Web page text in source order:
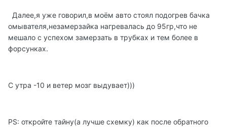
Далее,я уже говорил,в моём авто стоял подогрев бачка
омывателя,незамерзайка нагревалась до 95гр,что не
мешало с успехом замерзать в трубках и тем более в
форсунках.
С утра -10 и ветер мозг выдувает)))
PS: откройте тайну(а лучше схемку) как после обратного